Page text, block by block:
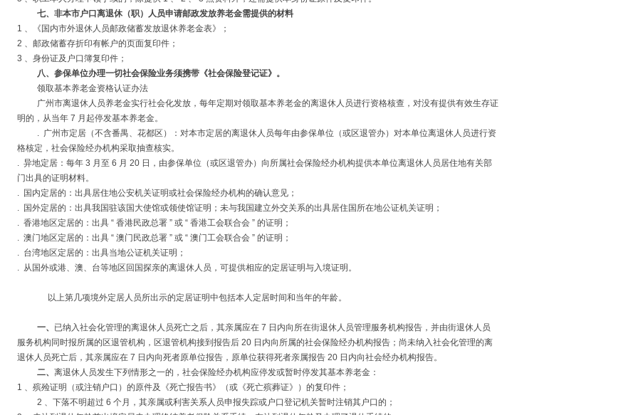
七、非本市户口离退休（职）人员申请邮政发放养老金需提供的材料
1 、《国内市外退休人员邮政储蓄发放退休养老金表》；
2 、邮政储蓄存折印有帐户的页面复印件；
3 、身份证及户口簿复印件；
八、参保单位办理一切社会保险业务须携带《社会保险登记证》。
领取基本养老金资格认证办法
广州市离退休人员养老金实行社会化发放，每年定期对领取基本养老金的离退休人员进行资格核查，对没有提供有效生存证
明的，从当年 7 月起停发基本养老金。
. 广州市定居（不含番禺、花都区）：对本市定居的离退休人员每年由参保单位（或区退管办）对本单位离退休人员进行资
格核定，社会保险经办机构采取抽查核实。
. 异地定居：每年 3 月至 6 月 20 日，由参保单位（或区退管办）向所属社会保险经办机构提供本单位离退休人员居住地有关部
门出具的证明材料。
. 国内定居的：出具居住地公安机关证明或社会保险经办机构的确认意见；
. 国外定居的：出具我国驻该国大使馆或领使馆证明；未与我国建立外交关系的出具居住国所在地公证机关证明；
. 香港地区定居的：出具 “ 香港民政总署 ” 或 “ 香港工会联合会 ” 的证明；
. 澳门地区定居的：出具 “ 澳门民政总署 ” 或 “ 澳门工会联合会 ” 的证明；
. 台湾地区定居的：出具当地公证机关证明；
. 从国外或港、澳、台等地区回国探亲的离退休人员，可提供相应的定居证明与入境证明。
以上第几项境外定居人员所出示的定居证明中包括本人定居时间和当年的年龄。
一、 已纳入社会化管理的离退休人员死亡之后，其亲属应在 7 日内向所在街退休人员管理服务机构报告，并由街退休人员
服务机构同时报所属的区退管机构，区退管机构接到报告后 20 日内向所属的社会保险经办机构报告；尚未纳入社会化管理的离
退休人员死亡后，其亲属应在 7 日内向死者原单位报告，原单位获得死者亲属报告 20 日内向社会经办机构报告。
二、 离退休人员发生下列情形之一的，社会保险经办机构应停发或暂时停发其基本养老金：
1 、殡殓证明（或注销户口）的原件及《死亡报告书》（或《死亡殡葬证》）的复印件；
2 、下落不明超过 6 个月，其亲属或利害关系人员申报失踪或户口登记机关暂时注销其户口的；